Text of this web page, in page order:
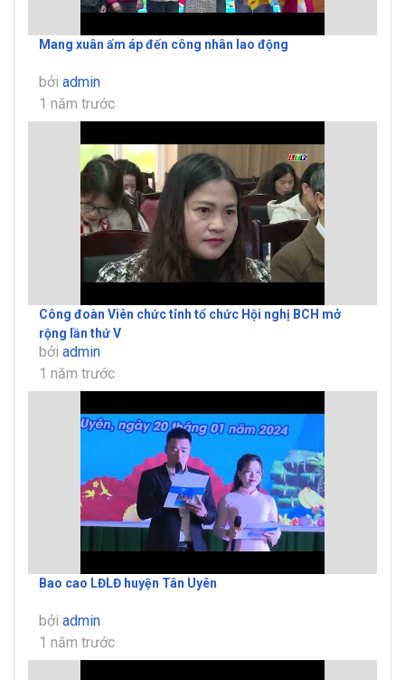
Mang xuân ấm áp đến công nhân lao động
bởi admin
1 năm trước
Công đoàn Viên chức tỉnh tổ chức Hội nghị BCH mở
rộng lần thứ V
bởi admin
1 năm trước
Bao cao LĐLĐ huyện Tân Uyên
bởi admin
1 năm trước